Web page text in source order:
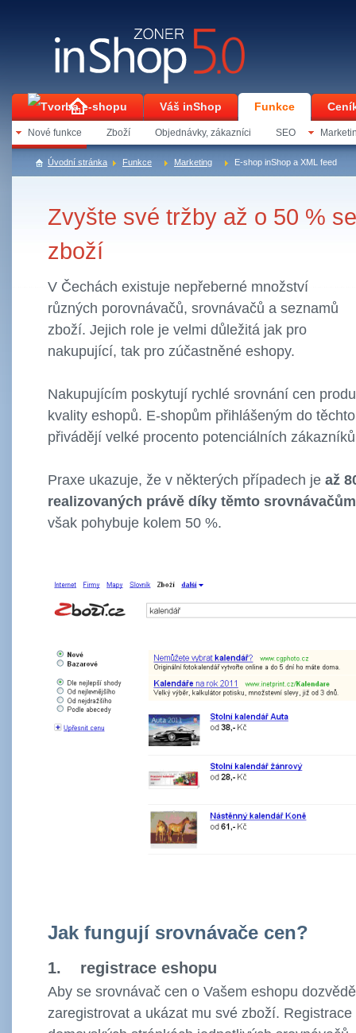
Váš inShop Funkce
Nové funkce Zboží Objednávky, zákazníci SEO
Kontakt
Úvodní stránka Funkce Marketing E-shop inShop a XML feed
Zvyšte své tržby až o 50 %
zboží
V Čechách existuje nepřeberné množství
různých porovnávačů, srovnávačů a seznamů
zboží. Jejich role je velmi důležitá jak pro
nakupující, tak pro zúčastněné eshopy.
Nakupujícím poskytují rychlé srovnání cen
kvality eshopů. E-shopům přihlášeným do
přivádějí velké procento potenciálních
Praxe ukazuje, že v některých případech je až
realizovaných právě díky těmto srovnávačům
však pohybuje kolem 50 %.
Jak fungují srovnávače cen?
1. registrace eshopu
Aby se srovnávač cen o Vašem eshopu
zaregistrovat a ukázat mu své zboží.